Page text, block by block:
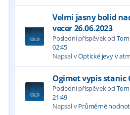
Velmi jasny bolid
vecer 26.06.2023
Poslední příspěvek od
02:45
Napsal vOptické jevy v
Ogimet vypis stanic
Poslední příspěvek od
21:49
Napsal vPrůměrné